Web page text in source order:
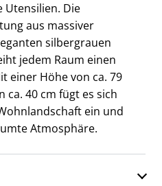
Utensilien. Die
aus massiver
silbergrauen
jedem Raum einen
einer Höhe von ca. 79
ca. 40 cm fügt es sich
ein und
Atmosphäre.